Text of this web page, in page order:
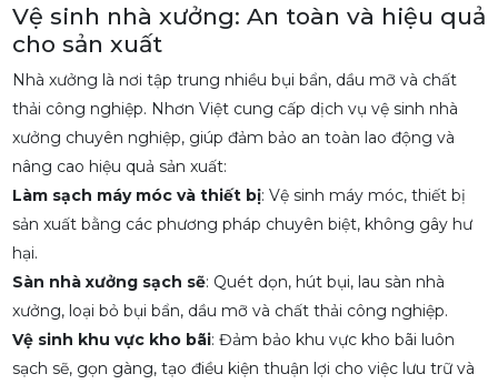
Vệ sinh nhà xưởng: An toàn và hiệu quả
cho sản xuất
Nhà xưởng là nơi tập trung nhiều bụi bẩn, dầu mỡ và chất
thải công nghiệp. Nhơn Việt cung cấp dịch vụ vệ sinh nhà
xưởng chuyên nghiệp, giúp đảm bảo an toàn lao động và
nâng cao hiệu quả sản xuất:
Làm sạch máy móc và thiết bị: Vệ sinh máy móc, thiết bị
sản xuất bằng các phương pháp chuyên biệt, không gây hư
hại.
Sàn nhà xưởng sạch sẽ: Quét dọn, hút bụi, lau sàn nhà
xưởng, loại bỏ bụi bẩn, dầu mỡ và chất thải công nghiệp.
Vệ sinh khu vực kho bãi: Đảm bảo khu vực kho bãi luôn
sạch sẽ, gọn gàng, tạo điều kiện thuận lợi cho việc lưu trữ và